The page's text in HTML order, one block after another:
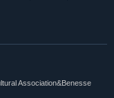
Association&Benesse